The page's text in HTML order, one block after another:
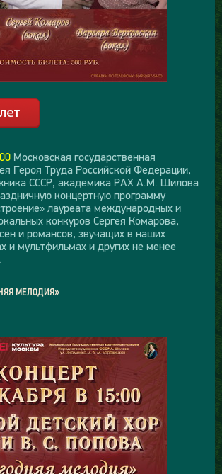
Московская государственная
Героя Труда Российской Федерации,
СССР, академика РАХ А.М. Шилова
концертную программу
лауреата международных и
конкуров Сергея Комарова,
и романсов, звучащих в наших
и мультфильмах и других не менее
МЕЛОДИЯ»